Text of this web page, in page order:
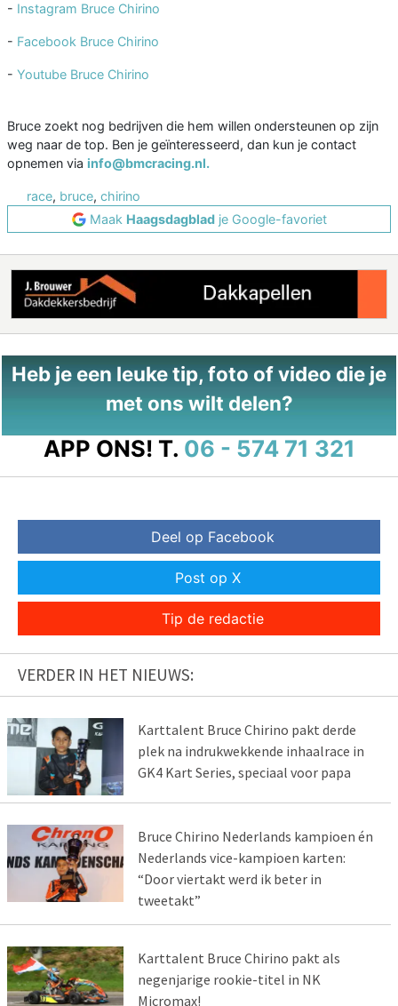
- Instagram Bruce Chirino
- Facebook Bruce Chirino
- Youtube Bruce Chirino
Bruce zoekt nog bedrijven die hem willen ondersteunen op zijn
weg naar de top. Ben je geïnteresseerd, dan kun je contact
opnemen via info@bmcracing.nl.
race, bruce, chirino
Maak Haagsdagbladje Google-favoriet
Heb je een leuke tip, foto of video die je
met ons wilt delen?
APP ONS! T. 06 - 574 71 321
Deel op Facebook
Post op X
Tip de redactie
VERDER IN HET NIEUWS:
Karttalent Bruce Chirino pakt derde
plek na indrukwekkende inhaalrace in
GK4 Kart Series, speciaal voor papa
Bruce Chirino Nederlands kampioen én
Nederlands vice-kampioen karten:
“Door viertakt werd ik beter in
tweetakt”
Karttalent Bruce Chirino pakt als
negenjarige rookie-titel in NK
Micromax!